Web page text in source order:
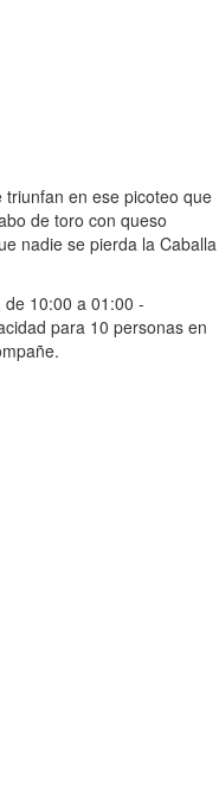
en ese picoteo que
de toro con queso
nadie se pierda la Caballa
10:00 a 01:00 -
para 10 personas en